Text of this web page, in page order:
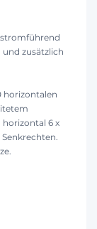
zusätzlich
horizontalen
6 x
Senkrechten.